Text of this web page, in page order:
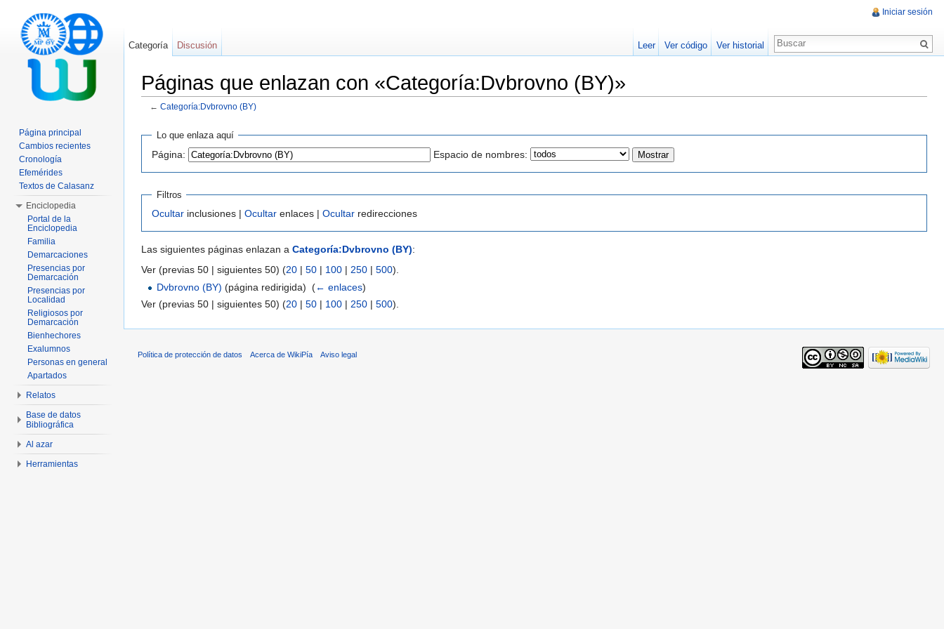
Páginas que enlazan con «Categoría:Dvbrovno (BY)»
← Categoría:Dvbrovno (BY)
Lo que enlaza aquí
Página: Espacio de nombres:
Filtros
Ocultar inclusiones | Ocultar enlaces | Ocultar redirecciones
Las siguientes páginas enlazan a Categoría:Dvbrovno (BY):
Ver (previas 50 | siguientes 50) (20 | 50 | 100 | 250 | 500).
Dvbrovno (BY) (página redirigida) ‎ (← enlaces)
Ver (previas 50 | siguientes 50) (20 | 50 | 100 | 250 | 500).
Iniciar sesión
Categoría Discusión Leer Ver código Ver historial
Página principal
Cambios recientes
Cronología
Efemérides
Textos de Calasanz
Enciclopedia
Portal de la
Enciclopedia
Familia
Demarcaciones
Presencias por
Demarcación
Presencias por
Localidad
Religiosos por
Demarcación
Bienhechores
Exalumnos
Personas en general
Apartados
Relatos
Base de datos
Bibliográfica
Al azar
Herramientas
Política de protección de datos Acerca de WikiPía Aviso legal